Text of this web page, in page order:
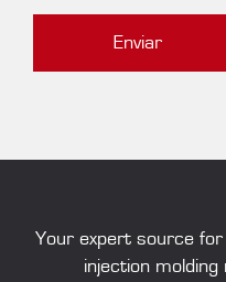
Enviar
Your expert source
injection molding